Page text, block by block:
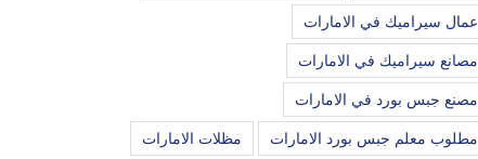
عمال سيراميك في الامارات
مصانع سيراميك في الامارات
مصنع جبس بورد في الامارات
مطلوب معلم جبس بورد الامارات مظلات الامارات